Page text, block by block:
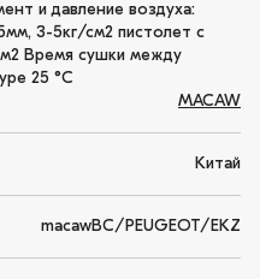
и давление воздуха:
3-5кг/см2 пистолет с
Время сушки между
25 °C
MACAW
Китай
macawBC/PEUGEOT/EKZ